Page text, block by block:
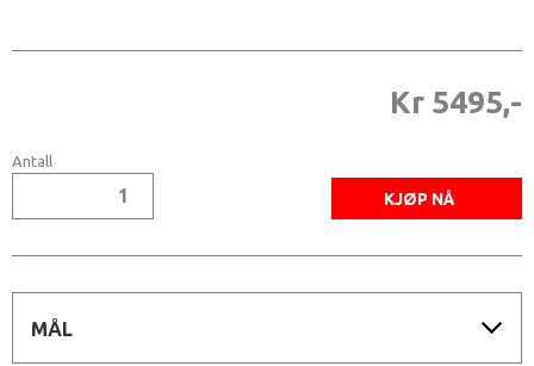
Kr 5495,-
Antall
MÅL